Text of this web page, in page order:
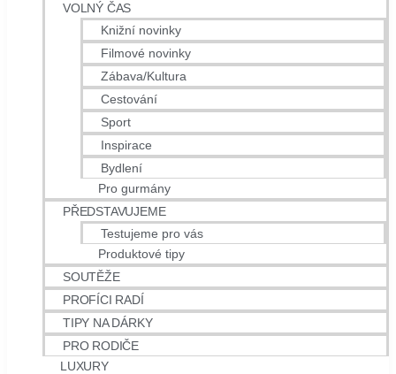
VOLNÝ ČAS
Knižní novinky
Filmové novinky
Zábava/Kultura
Cestování
Sport
Inspirace
Bydlení
Pro gurmány
PŘEDSTAVUJEME
Testujeme pro vás
Produktové tipy
SOUTĚŽE
PROFÍCI RADÍ
TIPY NA DÁRKY
PRO RODIČE
LUXURY